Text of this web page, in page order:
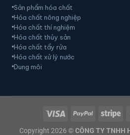
Sản phẩm hóa chất
Hóa chất nông nghiệp
Hóa chất thí nghiệm
Hóa chất thủy sản
Hóa chất tẩy rửa
Hóa chất xử lý nước
Dung môi
Copyright 2026 © CÔNG TY TNHH